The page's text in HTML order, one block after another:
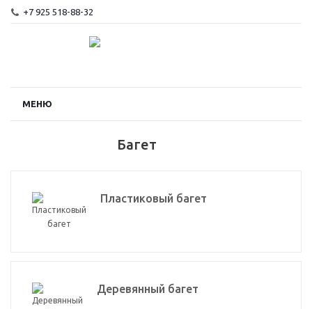
+7 925 518-88-32
МЕНЮ
Багет
Пластиковый багет
Деревянный багет